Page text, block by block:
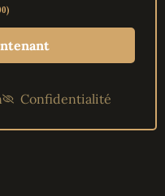
)
Confidentialité